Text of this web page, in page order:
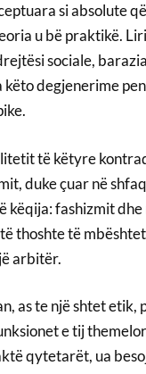
si absolute
u bë praktikë.
sociale,
degjenerime
të këtyre
duke çuar në
këqija: fashizmit dhe
thoshte të
arbitër.
as te një shtet etik,
e tij
qytetarët, ua